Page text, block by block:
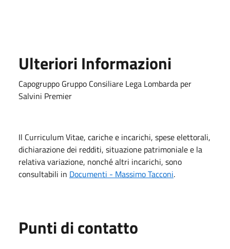
Ulteriori Informazioni
Capogruppo Gruppo Consiliare Lega Lombarda per
Salvini Premier
Il Curriculum Vitae, cariche e incarichi, spese elettorali,
dichiarazione dei redditi, situazione patrimoniale e la
relativa variazione, nonché altri incarichi, sono
consultabili in Documenti - Massimo Tacconi.
Punti di contatto